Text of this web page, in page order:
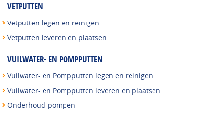
VETPUTTEN
Vetputten legen en reinigen
Vetputten leveren en plaatsen
VUILWATER- EN POMPPUTTEN
Vuilwater- en Pompputten legen en reinigen
Vuilwater- en Pompputten leveren en plaatsen
Onderhoud-pompen